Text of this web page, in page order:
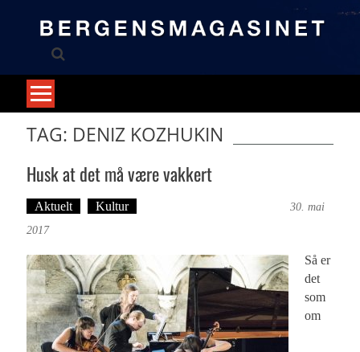
TAG: DENIZ KOZHUKIN
Husk at det må være vakkert
Aktuelt Kultur
30. mai
2017
Så er
det
som
om